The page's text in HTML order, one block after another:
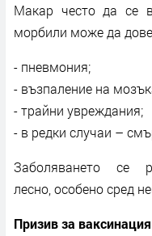
Макар често да се
морбили може да
- пневмония;
- възпаление на
- трайни увреждания;
- в редки случаи –
Заболяването се
лесно, особено сред
Призив за ваксинация